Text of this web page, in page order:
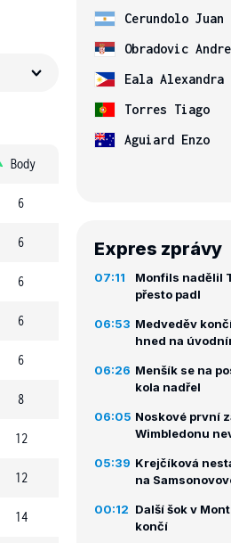
Body
6
6
6
6
6
8
12
12
14
Cerundolo Juan
Obradovic
Eala Alexandra
Torres Tiago
Aguiard Enzo
Expres zprávy
07:11
Monfils nadělil
přesto padl
06:53 Medveděv
hned na
06:26 Menšík se na
kola nadřel
06:05 Noskové první
Wimbledonu
05:39 Krejčíková
na
00:12 Další šok v
končí